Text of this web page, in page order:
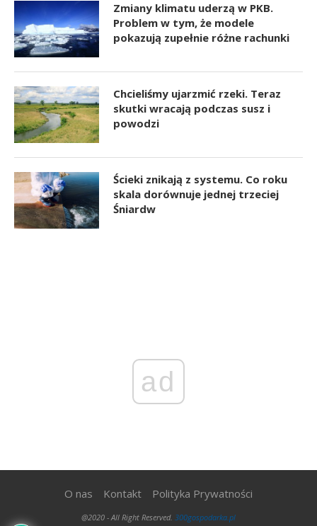
Zmiany klimatu uderzą w PKB.
Problem w tym, że modele
pokazują zupełnie różne rachunki
Chcieliśmy ujarzmić rzeki. Teraz
skutki wracają podczas susz i
powodzi
Ścieki znikają z systemu. Co roku
skala dorównuje jednej trzeciej
Śniardw
ad
O nas Kontakt Polityka Prywatności
@2020 - All Right Reserved. 300gospodarka.pl